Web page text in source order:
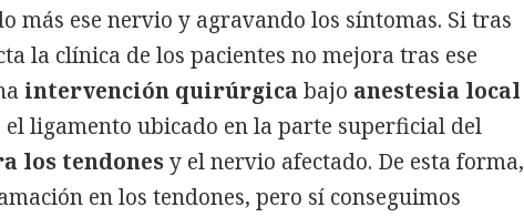
más ese nervio y agravando los síntomas. Si tras
la clínica de los pacientes no mejora tras ese
intervención quirúrgica bajo anestesia local
el ligamento ubicado en la parte superficial del
los tendonesy el nervio afectado. De esta forma,
en los tendones, pero sí conseguimos